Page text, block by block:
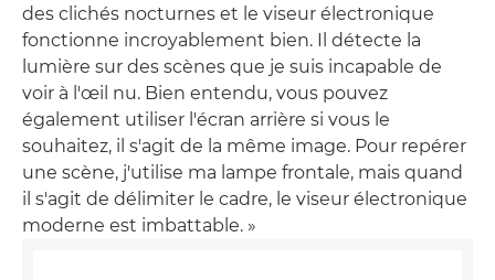
des clichés nocturnes et le viseur électronique
fonctionne incroyablement bien. Il détecte la
lumière sur des scènes que je suis incapable de
voir à l'œil nu. Bien entendu, vous pouvez
également utiliser l'écran arrière si vous le
souhaitez, il s'agit de la même image. Pour repérer
une scène, j'utilise ma lampe frontale, mais quand
il s'agit de délimiter le cadre, le viseur électronique
moderne est imbattable. »